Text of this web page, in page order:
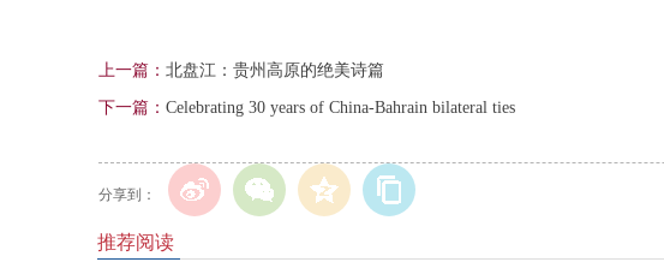
上一篇： 北盘江：贵州高原的绝美诗篇
下一篇： Celebrating 30 years of China-Bahrain bilateral ties
分享到：
推荐阅读